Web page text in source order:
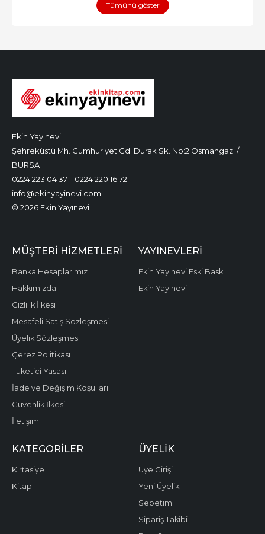
Tümünü göster
Ekin Yayınevi
Şehreküstü Mh. Cumhuriyet Cd. Durak Sk. No:2 Osmangazi /
BURSA
0224 223 04 37
0224 220 16 72
info@ekinyayinevi.com
© 2026 Ekin Yayınevi
MÜŞTERI HIZMETLERI
Banka Hesaplarımız
Hakkımızda
Gizlilik İlkesi
Mesafeli Satış Sözleşmesi
Üyelik Sözleşmesi
Çerez Politikası
Tüketici Yasası
İade ve Değişim Koşulları
Güvenlik İlkesi
İletişim
YAYINEVLERI
Ekin Yayınevi Eski Baskı
Ekin Yayınevi
KATEGORILER
Kırtasiye
Kitap
ÜYELIK
Üye Girişi
Yeni Üyelik
Sepetim
Sipariş Takibi